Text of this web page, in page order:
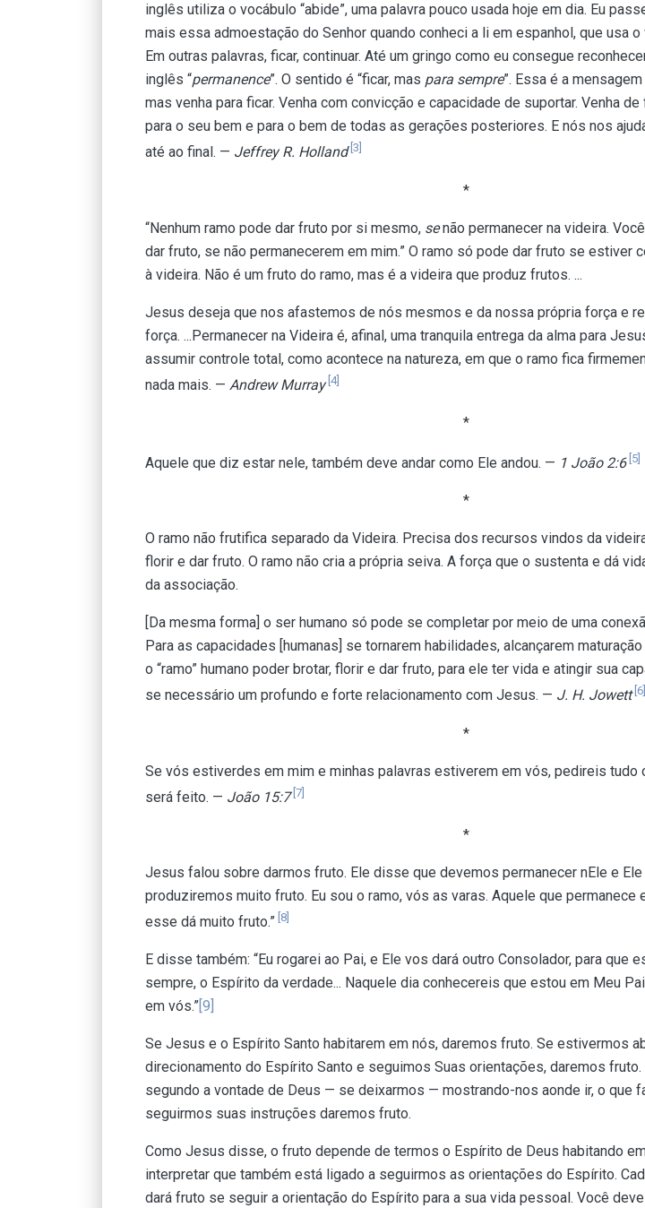
inglês utiliza o vocábulo “abide”, uma palavra pouco usada hoje em dia. Eu
mais essa admoestação do Senhor quando conheci a li em espanhol, que usa o
Em outras palavras, ficar, continuar. Até um gringo como eu consegue
inglês “permanence”. O sentido é “ficar, mas para sempre”. Essa é a
mas venha para ficar. Venha com convicção e capacidade de suportar. Venha
para o seu bem e para o bem de todas as gerações posteriores. E nós nos
até ao final. — Jeffrey R. Holland [3]
*
“Nenhum ramo pode dar fruto por si mesmo, senão permanecer na videira.
dar fruto, se não permanecerem em mim.” O ramo só pode dar fruto se estiver
à videira. Não é um fruto do ramo, mas é a videira que produz frutos. ...
Jesus deseja que nos afastemos de nós mesmos e da nossa própria força e
força. ...Permanecer na Videira é, afinal, uma tranquila entrega da alma para
assumir controle total, como acontece na natureza, em que o ramo fica
nada mais. — Andrew Murray [4]
*
Aquele que diz estar nele, também deve andar como Ele andou. — 1 João 2:6 [5]
*
O ramo não frutifica separado da Videira. Precisa dos recursos vindos da
florir e dar fruto. O ramo não cria a própria seiva. A força que o sustenta e dá
da associação.
[Da mesma forma] o ser humano só pode se completar por meio de uma
Para as capacidades [humanas] se tornarem habilidades, alcançarem
o “ramo” humano poder brotar, florir e dar fruto, para ele ter vida e atingir sua
se necessário um profundo e forte relacionamento com Jesus. — J. H. Jowett [6]
*
Se vós estiverdes em mim e minhas palavras estiverem em vós, pedireis tudo
será feito. — João 15:7 [7]
*
Jesus falou sobre darmos fruto. Ele disse que devemos permanecer nEle e Ele
produziremos muito fruto. Eu sou o ramo, vós as varas. Aquele que permanece
esse dá muito fruto.” [8]
E disse também: “Eu rogarei ao Pai, e Ele vos dará outro Consolador, para que
sempre, o Espírito da verdade... Naquele dia conhecereis que estou em Meu
em vós.” [9]
Se Jesus e o Espírito Santo habitarem em nós, daremos fruto. Se estivermos
direcionamento do Espírito Santo e seguimos Suas orientações, daremos
segundo a vontade de Deus — se deixarmos — mostrando-nos aonde ir, o que
seguirmos suas instruções daremos fruto.
Como Jesus disse, o fruto depende de termos o Espírito de Deus habitando
interpretar que também está ligado a seguirmos as orientações do Espírito.
dará fruto se seguir a orientação do Espírito para a sua vida pessoal. Você